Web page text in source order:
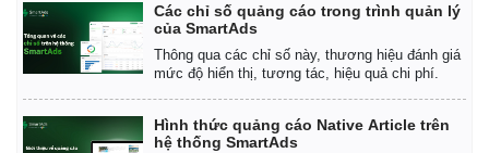
Các chỉ số quảng cáo trong trình quản lý
của SmartAds
Thông qua các chỉ số này, thương hiệu đánh giá
mức độ hiển thị, tương tác, hiệu quả chi phí.
Hình thức quảng cáo Native Article trên
hệ thống SmartAds